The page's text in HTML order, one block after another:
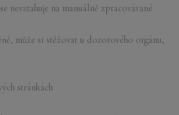
na manuálně zpracovávané
může si stěžovat u dozorového orgánu,
stránkách